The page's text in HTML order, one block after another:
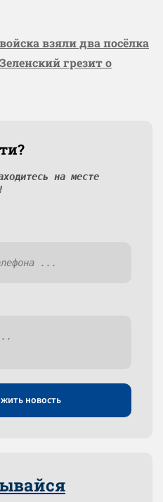
взяли два посёлка
грезит о
на месте
новость